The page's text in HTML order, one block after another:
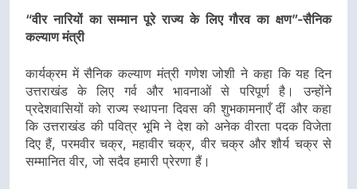
“वीर नारियों का सम्मान पूरे राज्य के लिए गौरव का क्षण”-सैनिक
कल्याण मंत्री
कार्यक्रम में सैनिक कल्याण मंत्री गणेश जोशी ने कहा कि यह दिन
उत्तराखंड के लिए गर्व और भावनाओं से परिपूर्ण है। उन्होंने
प्रदेशवासियों को राज्य स्थापना दिवस की शुभकामनाएँ दीं और कहा
कि उत्तराखंड की पवित्र भूमि ने देश को अनेक वीरता पदक विजेता
दिए हैं, परमवीर चक्र, महावीर चक्र, वीर चक्र और शौर्य चक्र से
सम्मानित वीर, जो सदैव हमारी प्रेरणा हैं।